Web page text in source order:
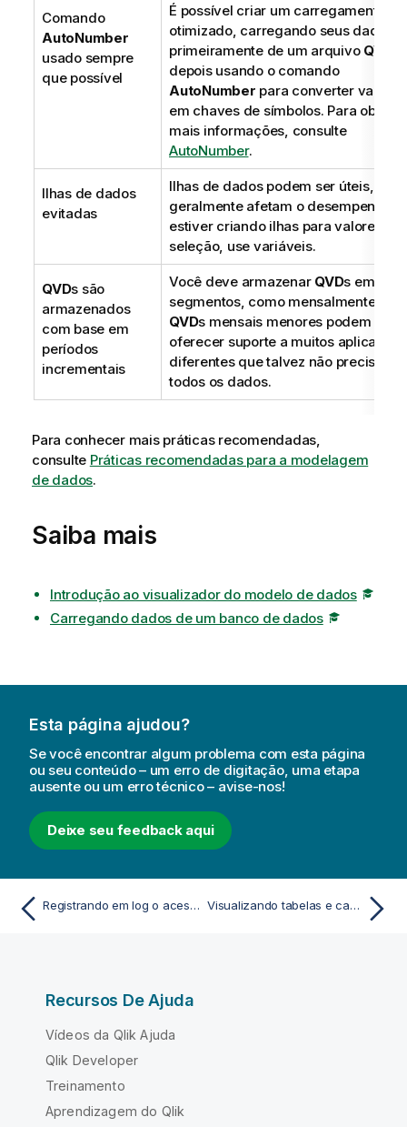
Comando
AutoNumber
usado sempre
que possível
É possível criar um carregamento
otimizado, carregando seus dados
primeiramente de um arquivo QVD
depois usando o comando
AutoNumber para converter valores
em chaves de símbolos. Para obter
mais informações, consulte
AutoNumber.
Ilhas de dados
evitadas
Ilhas de dados podem ser úteis, mas
geralmente afetam o desempenho.
estiver criando ilhas para valores de
seleção, use variáveis.
QVDs são
armazenados
com base em
períodos
incrementais
Você deve armazenar QVDs em
segmentos, como mensalmente.
QVDs mensais menores podem
oferecer suporte a muitos aplicativos
diferentes que talvez não precisem
todos os dados.
Para conhecer mais práticas recomendadas,
consulte Práticas recomendadas para a modelagem
de dados.
Saiba mais
Introdução ao visualizador do modelo de dados
Carregando dados de um banco de dados
Esta página ajudou?
Se você encontrar algum problema com esta página
ou seu conteúdo – um erro de digitação, uma etapa
ausente ou um erro técnico – avise-nos!
Deixe seu feedback aqui
Registrando em log o acesso ao Direct Discovery Visualizando tabelas e campos no visualizador do modelo de dados
Recursos De Ajuda
Vídeos da Qlik Ajuda
Qlik Developer
Treinamento
Aprendizagem do Qlik